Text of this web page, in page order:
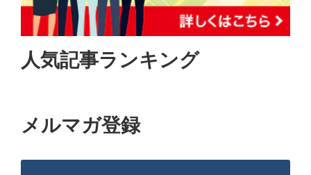
人気記事ランキング
メルマガ登録